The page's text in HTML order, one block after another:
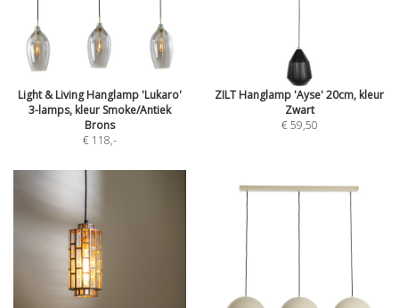
Light & Living Hanglamp 'Lukaro'
3-lamps, kleur Smoke/Antiek
Brons
€ 118,-
ZILT Hanglamp 'Ayse' 20cm, kleur
Zwart
€ 59,50